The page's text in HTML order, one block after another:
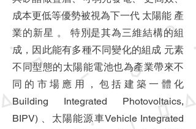
成本更低等優勢被視為下一代 太陽能 產
業的新星 。 特別是其為三維結構的組
成，因此能有多種不同變化的組成 元素
不同型態的太陽能電池也為產業帶來不
同的市場應用，包括建築一體化
Building Integrated Photovoltaics,
BIPV) 、太陽能源車Vehicle Integrated